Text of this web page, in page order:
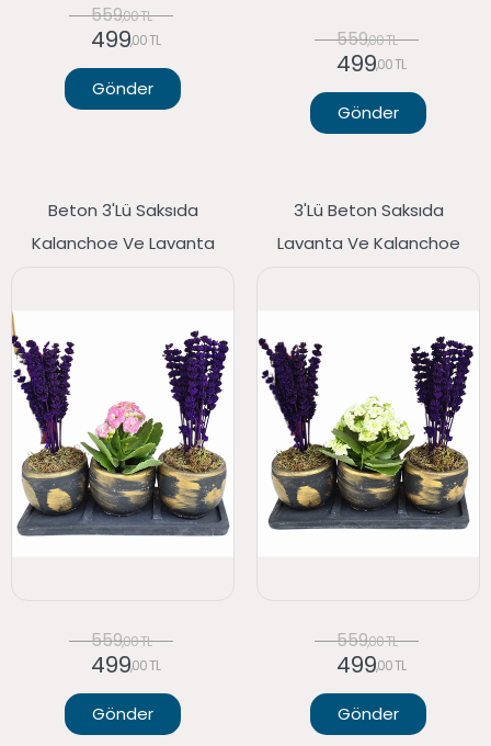
559,00 TL
499,00 TL
Gönder
559,00 TL
499,00 TL
Gönder
Beton 3'lü Saksıda
Kalanchoe Ve Lavanta
559,00 TL
499,00 TL
Gönder
3'lü Beton Saksıda
Lavanta Ve Kalanchoe
559,00 TL
499,00 TL
Gönder